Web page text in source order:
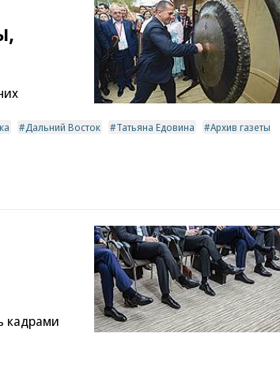
Дальний Восток Татьяна Едовина
Архив газеты
кадрами